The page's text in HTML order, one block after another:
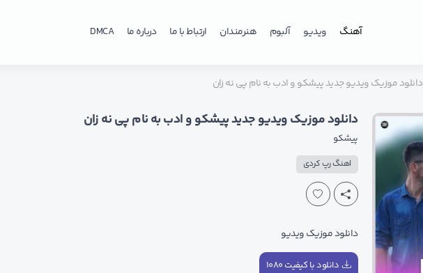
آهنگ ویدیو آلبوم هنرمندان ارتباط با ما درباره ما DMCA
دانلود موزیک ویدیو جدید پیشکو و ادب به نام پی نه زان
دانلود موزیک ویدیو جدید پیشکو و ادب به نام پی نه زان
پیشکو
اهنگ رپ کردی
دانلود موزیک ویدیو
دانلود با کیفیت ۱۰۸۰